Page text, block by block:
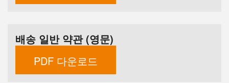
배송 일반 약관 (영문)
PDF 다운로드